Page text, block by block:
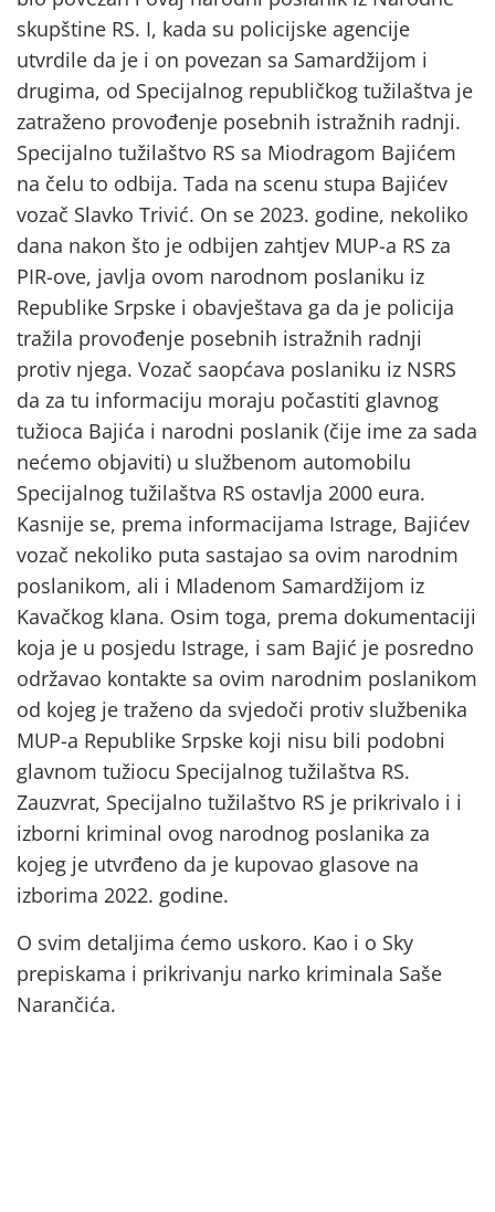
skupštine RS. I, kada su policijske agencije
utvrdile da je i on povezan sa Samardžijom i
drugima, od Specijalnog republičkog tužilaštva je
zatraženo provođenje posebnih istražnih radnji.
Specijalno tužilaštvo RS sa Miodragom Bajićem
na čelu to odbija. Tada na scenu stupa Bajićev
vozač Slavko Trivić. On se 2023. godine, nekoliko
dana nakon što je odbijen zahtjev MUP-a RS za
PIR-ove, javlja ovom narodnom poslaniku iz
Republike Srpske i obavještava ga da je policija
tražila provođenje posebnih istražnih radnji
protiv njega. Vozač saopćava poslaniku iz NSRS
da za tu informaciju moraju počastiti glavnog
tužioca Bajića i narodni poslanik (čije ime za sada
nećemo objaviti) u službenom automobilu
Specijalnog tužilaštva RS ostavlja 2000 eura.
Kasnije se, prema informacijama Istrage, Bajićev
vozač nekoliko puta sastajao sa ovim narodnim
poslanikom, ali i Mladenom Samardžijom iz
Kavačkog klana. Osim toga, prema dokumentaciji
koja je u posjedu Istrage, i sam Bajić je posredno
održavao kontakte sa ovim narodnim poslanikom
od kojeg je traženo da svjedoči protiv službenika
MUP-a Republike Srpske koji nisu bili podobni
glavnom tužiocu Specijalnog tužilaštva RS.
Zauzvrat, Specijalno tužilaštvo RS je prikrivalo i i
izborni kriminal ovog narodnog poslanika za
kojeg je utvrđeno da je kupovao glasove na
izborima 2022. godine.
O svim detaljima ćemo uskoro. Kao i o Sky
prepiskama i prikrivanju narko kriminala Saše
Narančića.